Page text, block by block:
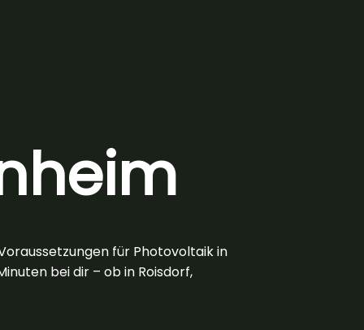
für Photovoltaik in
bei dir – ob in Roisdorf,